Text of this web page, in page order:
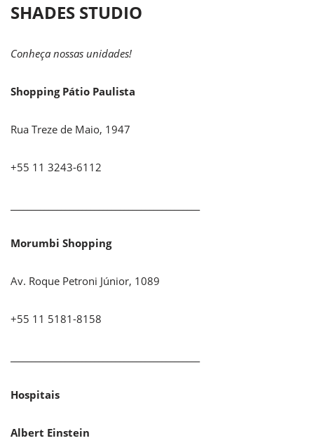
SHADES STUDIO
Conheça nossas unidades!
Shopping Pátio Paulista
Rua Treze de Maio, 1947
+55 11 3243-6112
Morumbi Shopping
Av. Roque Petroni Júnior, 1089
+55 11 5181-8158
Hospitais
Albert Einstein